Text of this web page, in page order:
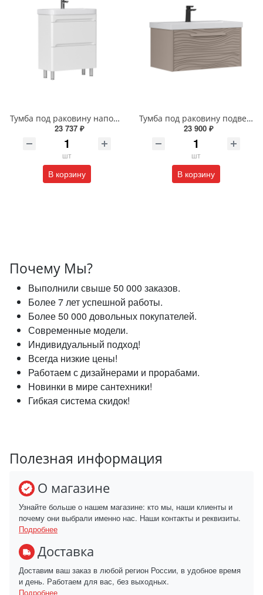
Тумба под раковину напольная EQUIL Найс 60 см tnNICE60.2Y-05 белая
23 737 ₽
шт
В корзину
Тумба под раковину подвесная EQUIL Глеам 80.1Я/Gleam 80.1Y амарок/дуб вотан tpGLEAM80.1Y-25
23 900 ₽
шт
В корзину
Почему Мы?
Выполнили свыше 50 000 заказов.
Более 7 лет успешной работы.
Более 50 000 довольных покупателей.
Современные модели.
Индивидуальный подход!
Всегда низкие цены!
Работаем с дизайнерами и прорабами.
Новинки в мире сантехники!
Гибкая система скидок!
Полезная информация
О магазине
Узнайте больше о нашем магазине: кто мы, наши клиенты и
почему они выбрали именно нас. Наши контакты и реквизиты.
Подробнее
Доставка
Доставим ваш заказ в любой регион России, в удобное время
и день. Работаем для вас, без выходных.
Подробнее